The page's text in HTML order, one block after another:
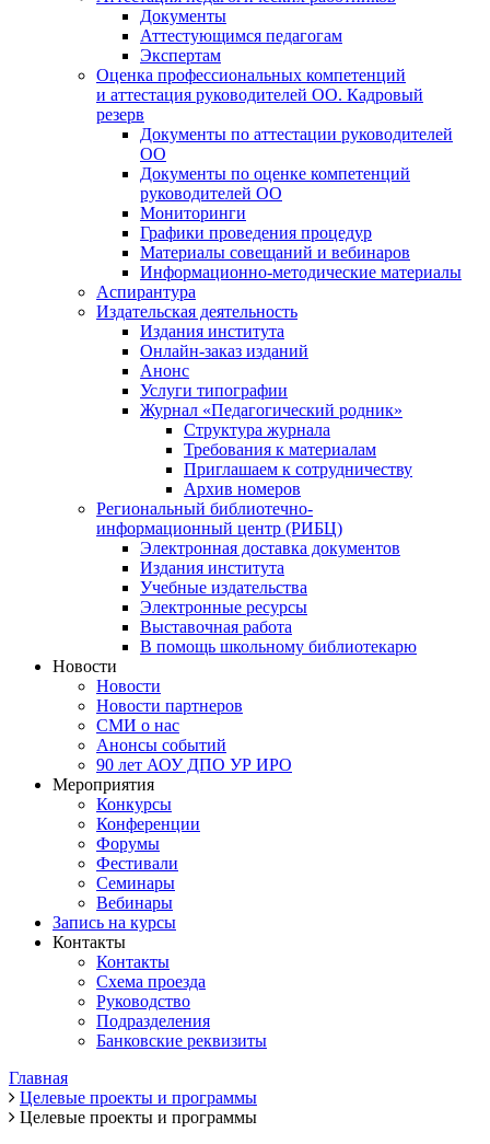
Документы
Аттестующимся педагогам
Экспертам
Оценка профессиональных компетенций
и аттестация руководителей ОО. Кадровый
резерв
Документы по аттестации руководителей
ОО
Документы по оценке компетенций
руководителей ОО
Мониторинги
Графики проведения процедур
Материалы совещаний и вебинаров
Информационно-методические материалы
Аспирантура
Издательская деятельность
Издания института
Онлайн-заказ изданий
Анонс
Услуги типографии
Журнал «Педагогический родник»
Структура журнала
Требования к материалам
Приглашаем к сотрудничеству
Архив номеров
Региональный библиотечно-
информационный центр (РИБЦ)
Электронная доставка документов
Издания института
Учебные издательства
Электронные ресурсы
Выставочная работа
В помощь школьному библиотекарю
Новости
Новости
Новости партнеров
СМИ о нас
Анонсы событий
90 лет АОУ ДПО УР ИРО
Мероприятия
Конкурсы
Конференции
Форумы
Фестивали
Семинары
Вебинары
Запись на курсы
Контакты
Контакты
Схема проезда
Руководство
Подразделения
Банковские реквизиты
Главная
Целевые проекты и программы
Целевые проекты и программы